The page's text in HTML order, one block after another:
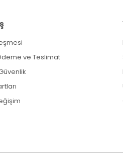
ve Teslimat